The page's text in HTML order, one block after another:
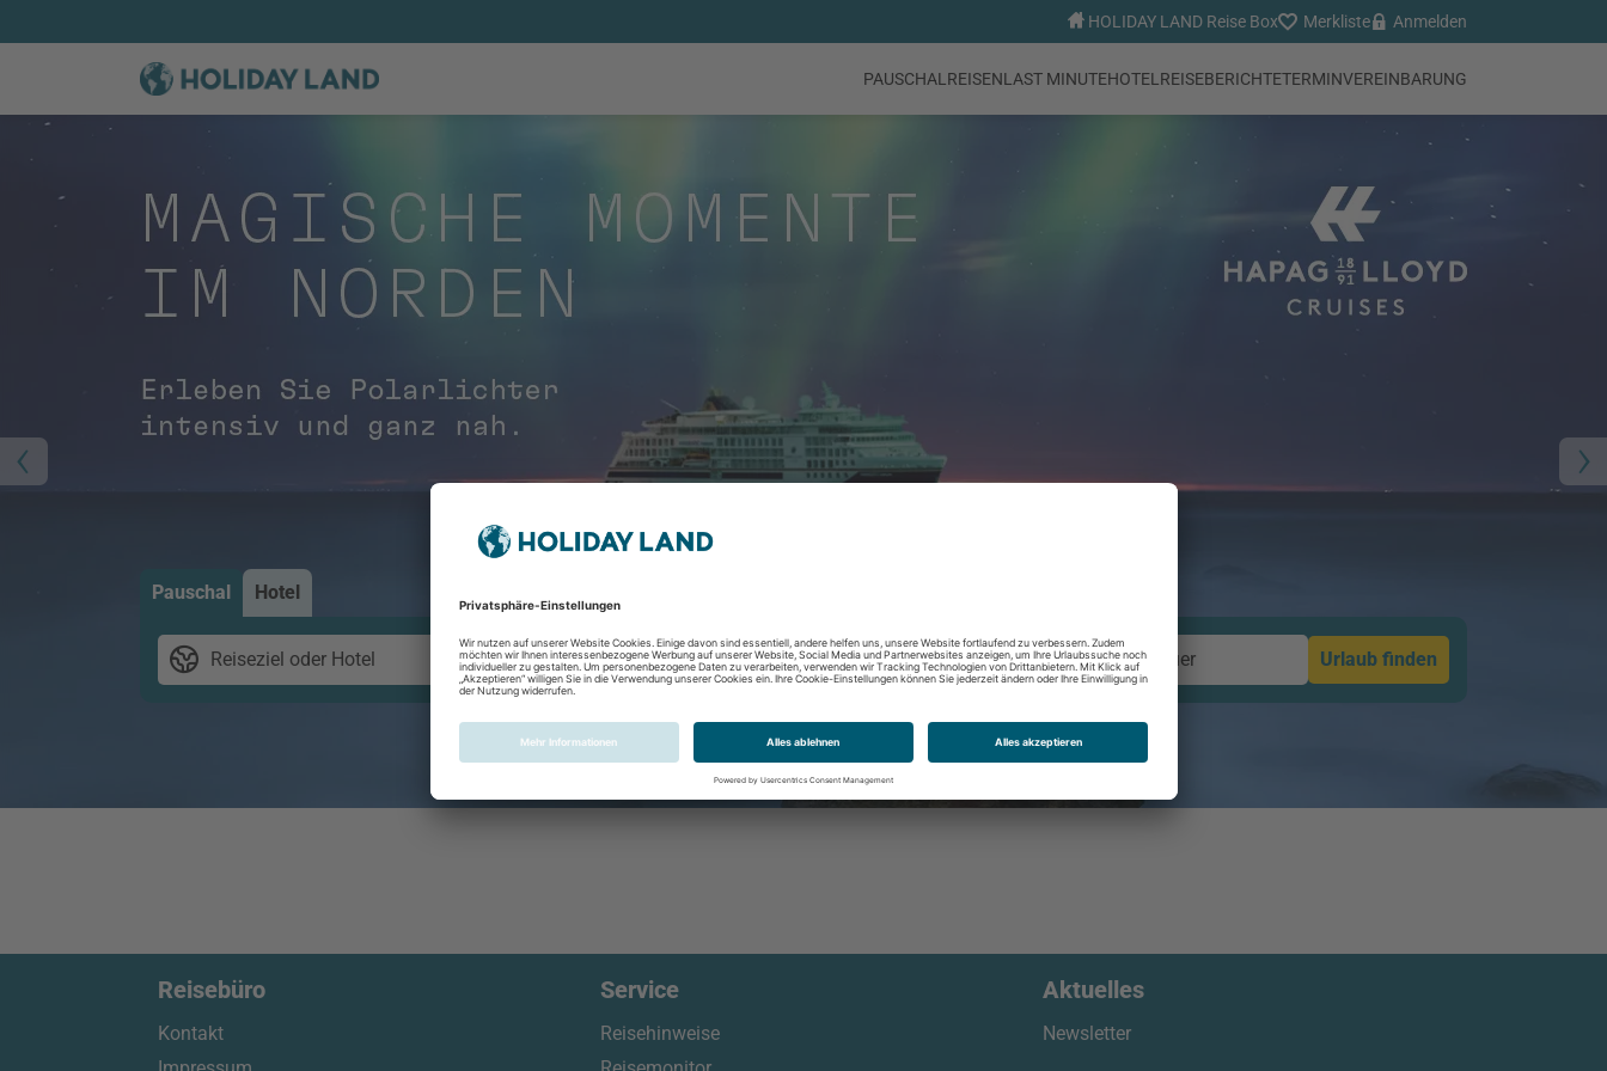
HOLIDAY LAND Reise Box Merkliste Anmelden
PAUSCHALREISENLAST MINUTEHOTEL REISEBERICHTETERMINVEREINBARUNG
Pauschal Hotel
Reiseziel oder Hotel 2 Erwachsene Abflughafen Zeitraum Dauer Urlaub finden
Reisebüro
Kontakt
Service
Reisehinweise
Aktuelles
Newsletter